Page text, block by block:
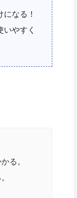
になる！
いやすく
る。